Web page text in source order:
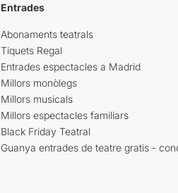
Entrades
Abonaments teatrals
Tiquets Regal
Entrades espectacles a Madrid
Millors monòlegs
Millors musicals
Millors espectacles familiars
Black Friday Teatral
Guanya entrades de teatre gratis -